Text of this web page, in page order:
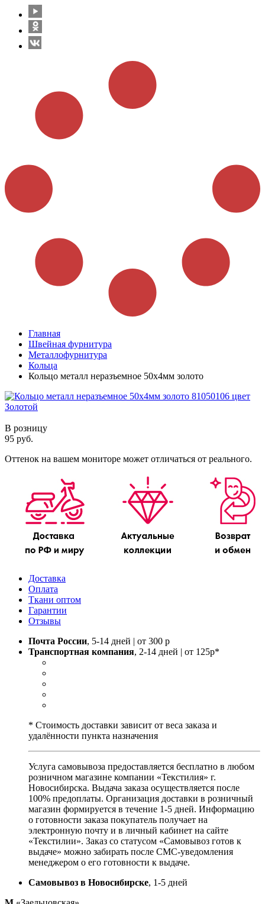
Главная
Швейная фурнитура
Металлофурнитура
Кольца
Кольцо металл неразъемное 50х4мм золото
В розницу
95 руб.
Оттенок на вашем мониторе может отличаться от реального.
Доставка
Оплата
Ткани оптом
Гарантии
Отзывы
Почта России, 5-14 дней | от 300 р
Транспортная компания, 2-14 дней | от 125р*
* Стоимость доставки зависит от веса заказа и
удалённости пункта назначения
Услуга самовывоза предоставляется бесплатно в любом
розничном магазине компании «Текстилия» г.
Новосибирска. Выдача заказа осуществляется после
100% предоплаты. Организация доставки в розничный
магазин формируется в течение 1-5 дней. Информацию
о готовности заказа покупатель получает на
электронную почту и в личный кабинет на сайте
«Текстилии». Заказ со статусом «Самовывоз готов к
выдаче» можно забирать после СМС-уведомления
менеджером о его готовности к выдаче.
Самовывоз в Новосибирске, 1-5 дней